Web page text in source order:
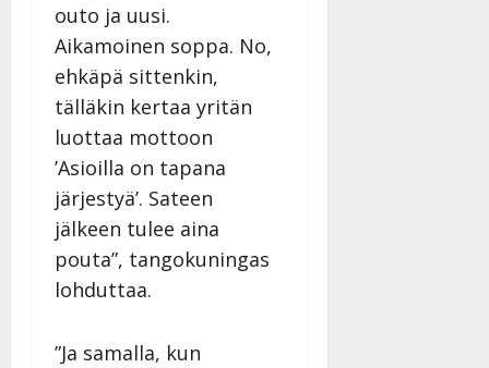
outo ja uusi.
Aikamoinen soppa. No,
ehkäpä sittenkin,
tälläkin kertaa yritän
luottaa mottoon
’Asioilla on tapana
järjestyä’. Sateen
jälkeen tulee aina
pouta”, tangokuningas
lohduttaa.
”Ja samalla, kun